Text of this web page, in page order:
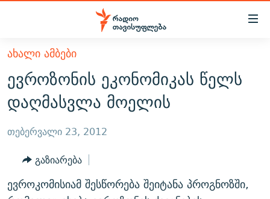
Accessibility
მთავარ
შინაარსზე
დაბრუნება
მთავარ
დაბრუნება
ძიებაზე
დაბრუნება
ᲐᲮᲐᲚᲘ ᲐᲛᲑᲔᲑᲘ
ᲗᲔᲛᲔᲑᲘ
ᲞᲝᲚᲘᲢᲘᲙᲐ
ᲔᲙᲝᲜᲝᲛᲘᲙᲐ
ᲡᲐᲖᲝᲒᲐᲓᲝᲔᲑᲐ
ᲡᲞᲝᲠᲢᲘ
ᲕᲘᲓᲔᲝ
ᲑᲚᲝᲒᲔᲑᲘ
ᲞᲝᲓᲙᲐᲡᲢᲔᲑᲘ
ᲜᲘᲙᲝᲡ ᲞᲝᲓᲙᲐᲡᲢᲘ
ᲗᲐᲕᲘᲡᲣᲤᲚᲔᲑᲘᲡ ᲛᲝᲜᲘᲢᲝᲠᲘ
ᲗᲥᲕᲔᲜᲘ ᲞᲣᲑᲚᲘᲙᲐᲪᲘᲔᲑᲘ
ᲐᲮᲐᲚᲘ ᲐᲛᲑᲔᲑᲘ
ევროზონის ეკონომიკას წელს
დაღმასვლა მოელის
თებერვალი 23, 2012
გაზიარება
ევროკომისიამ შესწორება შეიტანა პროგნოზში,